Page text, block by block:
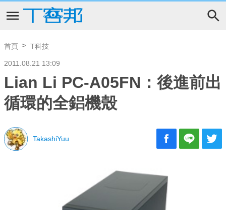
首頁 T科技
2011.08.21 13:09
Lian Li PC-A05FN：後進前出
循環的全鋁機殼
TakashiYuu